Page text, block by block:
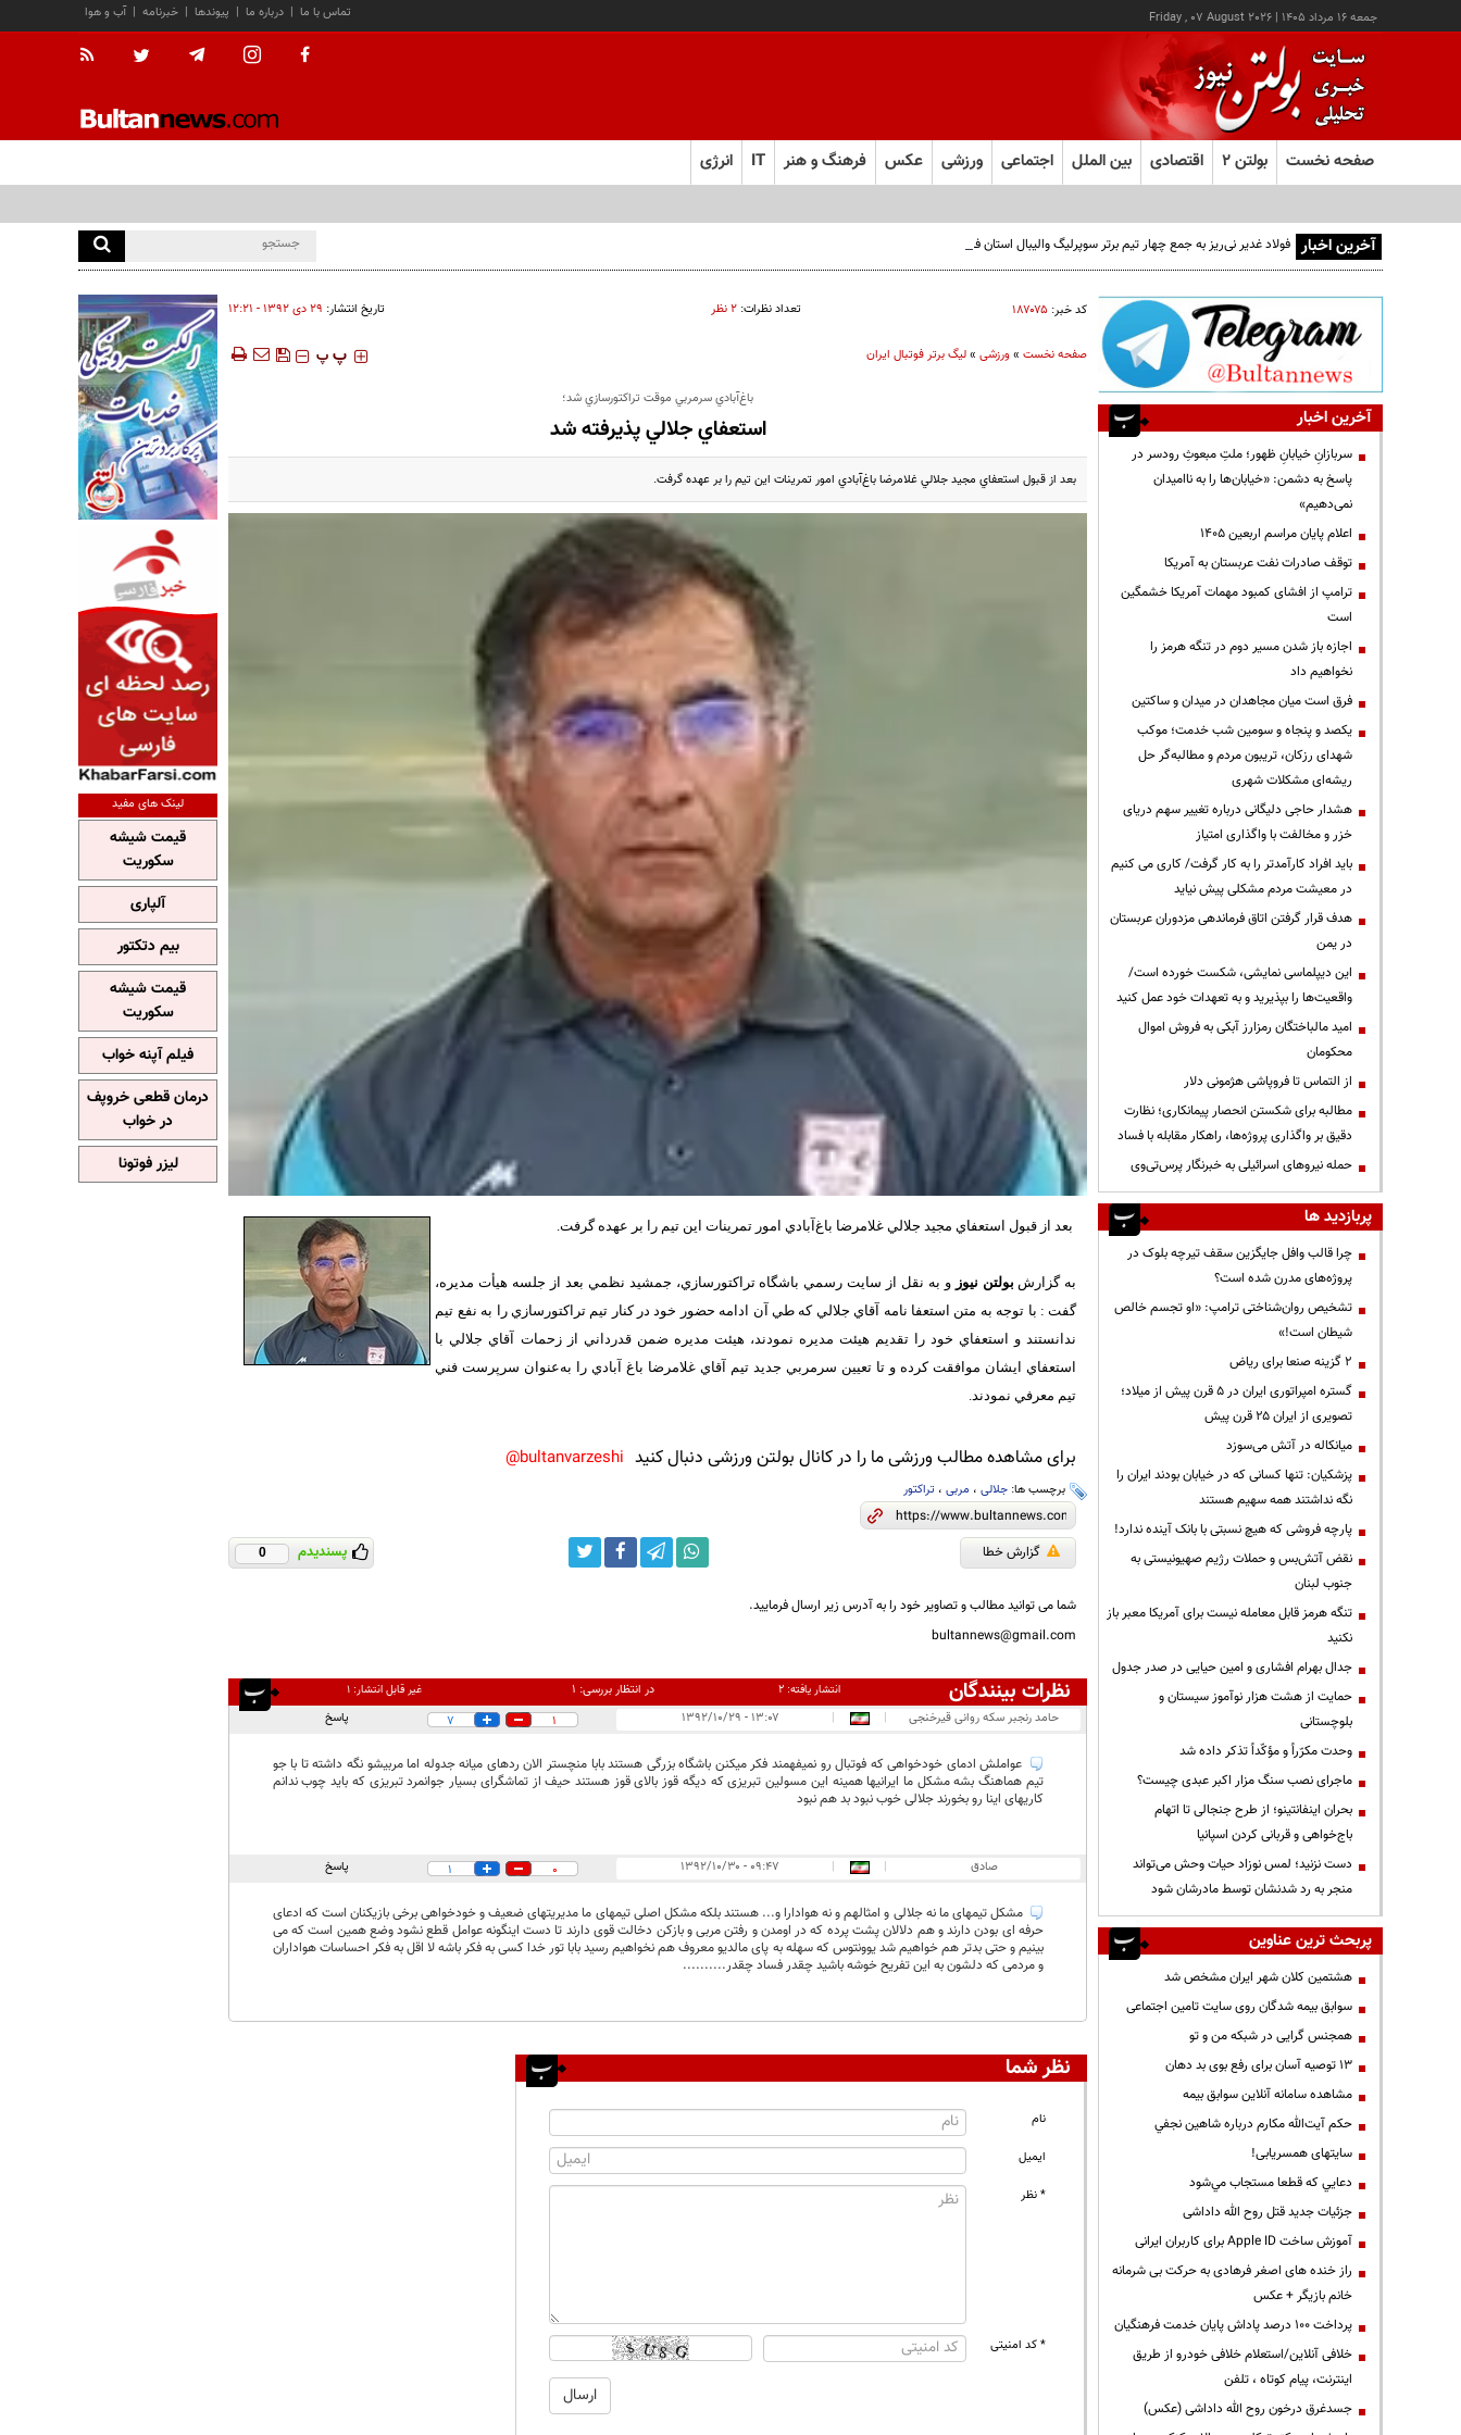
جمعه ۱۶ مرداد ۱۴۰۵ |
Friday , 07 August 2026 آب و هوا | خبرنامه | پیوندها | درباره ما | تماس با ما
صفحه نخست بولتن ۲ اقتصادی بین الملل اجتماعی ورزشی عکس فرهنگ و هنر IT انرژی
آخرین اخبار فولاد غدیر نی‌ریز به جمع چهار تیم برتر سوپرلیگ والیبال استان فارس صعود کرد
کد خبر: ۱۸۷۰۷۵ تعداد نظرات: ۲ نظر تاریخ انتشار: ۲۹ دی ۱۳۹۲ - ۱۲:۲۱
صفحه نخست»ورزشی»لیگ برتر فوتبال ایران ‍‍‍ پ پ
باغ‌آبادي سرمربي موقت تراکتورسازي شد؛
استعفاي جلالي پذيرفته شد
بعد از قبول استعفاي مجيد جلالي غلامرضا باغ‌آبادي امور تمرينات اين تيم را بر عهده گرفت.
بعد از قبول استعفاي مجيد جلالي غلامرضا باغ‌آبادي امور تمرينات اين تيم را بر عهده گرفت.
به گزارش بولتن نیوز و به نقل از سايت رسمي باشگاه تراکتورسازي،‌ جمشيد نظمي بعد از جلسه هيأت مديره،
گفت : با توجه به متن استعفا نامه‌ آقاي جلالي که طي آن ادامه حضور خود در کنار تيم تراکتورسازي را به نفع تيم
ندانستند و استعفاي خود را تقديم هيئت مديره نمودند، هيئت مديره ضمن قدرداني از زحمات آقاي جلالي با
استعفاي ايشان موافقت کرده و تا تعيين سرمربي جديد تيم آقاي غلامرضا باغ آبادي را به‌عنوان سرپرست فني
تيم معرفي نمودند.
برای مشاهده مطالب ورزشی ما را در کانال بولتن ورزشی دنبال کنید bultanvarzeshi@
برچسب ها: جلالی، مربی، تراکتور
گزارش خطا پسندیدم 0
شما می توانید مطالب و تصاویر خود را به آدرس زیر ارسال فرمایید.
bultannews@gmail.com
نظرات بینندگان انتشار یافته:۲ در انتظار بررسی: ۱ غیر قابل انتشار:۱
حامد رنجبر سکه روانی قیرخنجی |
| ۱۳:۰۷ - ۱۳۹۲/۱۰/۲۹ 1
7 پاسخ
عواملش ادمای خودخواهی که فوتبال رو نمیفهمند فکر میکنن باشگاه بزرگی هستند بابا منچستر الان ردهای میانه جدوله اما مربیشو نگه داشته تا با جو
تیم هماهنگ بشه مشکل ما ایرانیها همینه این مسولین تبریزی که دیگه قوز بالای قوز هستند حیف از تماشگرای بسیار جوانمرد تبریزی که باید چوب ندانم
کاریهای اینا رو بخورند جلالی خوب نبود بد هم نبود
صادق |
| ۰۹:۴۷ - ۱۳۹۲/۱۰/۳۰ 0
1 پاسخ
مشکل تیمهای ما نه جلالی و امثالهم و نه هوادارا و... هستند بلکه مشکل اصلی تیمهای ما مدیریتهای ضعیف و خودخواهی برخی بازیکنان است که ادعای
حرفه ای بودن دارند و هم دلالان پشت پرده که در اومدن و رفتن مربی و بازکن دخالت قوی دارند تا دست اینگونه عوامل قطع نشود وضع همین است که می
بینیم و حتی بدتر هم خواهیم شد یوونتوس که سهله به پای مالدیو معروف هم نخواهیم رسید بابا تور خدا کسی به فکر باشه لا اقل به فکر احساسات هواداران
و مردمی که دلشون به این تفریح خوشه باشید چقدر فساد چقدر..........
نظر شما
نام
ایمیل
* نظر
* کد امنیتی
آخرین اخبار
سربازانِ خیابانِ ظهور؛ ملتِ مبعوثِ رودسر در
پاسخ به دشمن: «خیابان‌ها را به ناامیدان
نمی‌دهیم»
اعلام پایان مراسم اربعین ۱۴۰۵
توقف صادرات نفت عربستان به آمریکا
ترامپ از افشای کمبود مهمات آمریکا خشمگین
است
اجازه باز شدن مسیر دوم در تنگه هرمز را
نخواهیم داد
فرق است میان مجاهدان در میدان و ساکتین
یکصد و پنجاه و سومین شب خدمت؛ موکب
شهدای رزکان، تریبون مردم و مطالبه‌گر حل
ریشه‌ای مشکلات شهری
هشدار حاجی دلیگانی درباره تغییر سهم دریای
خزر و مخالفت با واگذاری امتیاز
باید افراد کارآمدتر را به کار گرفت/ کاری می کنیم
در معیشت مردم مشکلی پیش نیاید
هدف قرار گرفتن اتاق‌ فرماندهی مزدوران عربستان
در یمن
این دیپلماسی نمایشی، شکست خورده است/
واقعیت‌ها را بپذیرید و به تعهدات خود عمل کنید
امید مالباختگان رمزارز آبکی به فروش اموال
محکومان
از التماس تا فروپاشی هژمونی دلار
مطالبه برای شکستن انحصار پیمانکاری؛ نظارت
دقیق بر واگذاری پروژه‌ها، راهکار مقابله با فساد
حمله نیروهای اسرائیلی به خبرنگار پرس‌تی‌وی
پربازدید ها
چرا قالب وافل جایگزین سقف تیرچه بلوک در
پروژه‌های مدرن شده است؟
تشخیص روان‌شناختی ترامپ: «او تجسم خالص
شیطان است!»
۲ گزینه صنعا برای ریاض
گستره امپراتوری ایران در ۵ قرن پیش از میلاد؛
تصویری از ایران ۲۵ قرن پیش
میانکاله در آتش می‌سوزد
پزشکیان: تنها کسانی که در خیابان بودند ایران را
نگه نداشتند همه سهیم هستند
پارچه فروشی که هیچ نسبتی با بانک آینده ندارد!
نقض آتش‌بس و حملات رژیم صهیونیستی به
جنوب لبنان
تنگه هرمز قابل معامله نیست برای آمریکا معبر باز
نکنید
جدال بهرام افشاری و امین حیایی در صدر جدول
حمایت از هشت هزار نوآموز سیستان و
بلوچستانی
وحدت مکرّراً و مؤکّداً تذکر داده شد
ماجرای نصب سنگ مزار اکبر عبدی چیست؟
بحران اینفانتینو؛ از طرح جنجالی تا اتهام
باج‌خواهی و قربانی کردن اسپانیا
دست نزنید؛ لمس نوزاد حیات وحش می‌تواند
منجر به رد شدنشان توسط مادرشان شود
پربحث ترین عناوین
هشتمین کلان شهر ایران مشخص شد
سوابق بیمه شدگان روی سایت تامین اجتماعی
همجنس گرایی در شبکه من و تو
13 توصیه آسان برای رفع بوی بد دهان
مشاهده سامانه آنلاين سوابق بیمه
حكم آيت‌الله مكارم درباره شاهين نجفي
سایتهای همسریابی!
دعايي كه قطعا مستجاب مي‌شود
جزئیات جدید قتل روح الله داداشی
آموزش ساخت Apple ID برای کاربران ایرانی
راز خنده های اصغر فرهادی به حرکت بی شرمانه
خانم بازیگر + عکس
پرداخت ۱۰۰ درصد پاداش پایان خدمت فرهنگیان
خلافی آنلاین/استعلام خلافی خودرو از طریق
اینترنت، پیام کوتاه ، تلفن
جسدغرق درخون روح الله داداشی (عکس)
لینک های مفید
قیمت شیشه
سکوریت
آلپاری
بیم دتکتور
قیمت شیشه
سکوریت
فیلم آپنه خواب
درمان قطعی خروپف
در خواب
لیزر فوتونا